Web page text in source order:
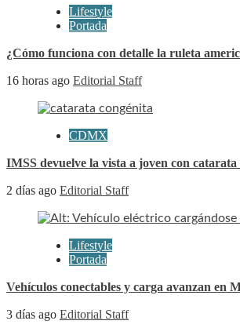
Lifestyle
Portada
¿Cómo funciona con detalle la ruleta
16 horas ago Editorial Staff
CDMX
IMSS devuelve la vista a joven con
2 días ago Editorial Staff
Lifestyle
Portada
Vehículos conectables y carga avanzan en
3 días ago Editorial Staff